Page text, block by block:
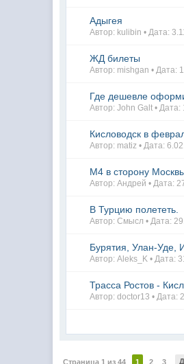
Адыгея
Автор: kulibin • Дата:
ЖД билеты
Автор: mishgan • Дата:
Где дешевле
Автор: John Galt • Дата:
Кисловодск в
Автор: matiz • Дата:
М4 в сторону
Автор: Aндpeй • Дата:
В Турцию полететь.
Автор: Смысл • Дата:
Бурятия, Улан-Уде,
Автор: Aleks_K • Дата:
Трасса Ростов -
Автор: doctor13 • Дата:
Страница 1 из 44 1 2 3